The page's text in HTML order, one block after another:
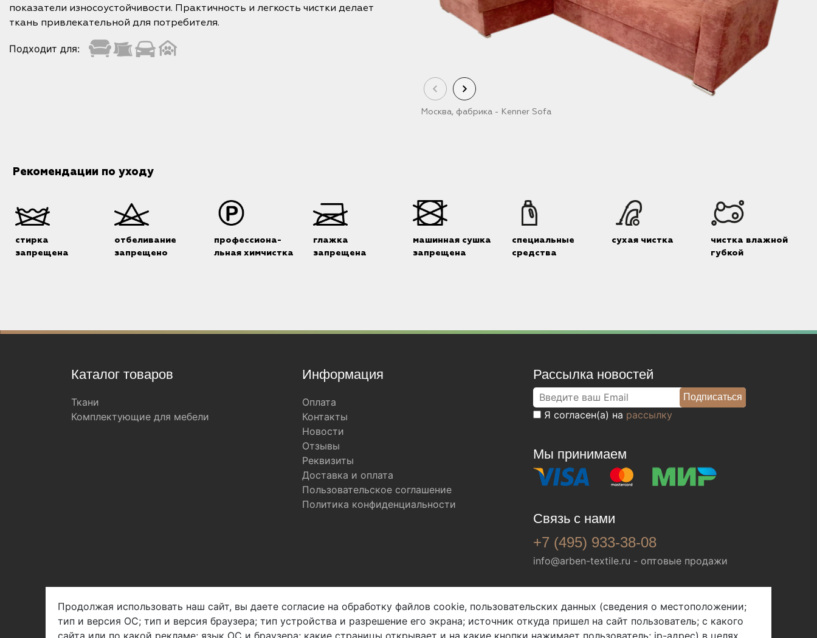
показатели износоустойчивости. Практичность и легкость чистки делает
ткань привлекательной для потребителя.
Подходит для:
Москва, фабрика - Kenner Sofa
Рекомендации по уходу
стирка
запрещена
отбеливание
запрещено
профессиона-
льная химчистка
глажка
запрещена
машинная сушка
запрещена
специальные
средства
сухая чистка
чистка влажной
губкой
Каталог товаров
Ткани
Комплектующие для мебели
Информация
Оплата
Контакты
Новости
Отзывы
Реквизиты
Доставка и оплата
Пользовательское соглашение
Политика конфиденциальности
Рассылка новостей
Я согласен(а) на рассылку
Мы принимаем
Связь с нами
+7 (495) 933-38-08
info@arben-textile.ru - оптовые продажи
Арбен текстиль г. Щелково, пер.
Мы в соц. сетях
Продолжая использовать наш сайт, вы даете согласие на обработку файлов cookie, пользовательских данных (сведения о местоположении;
тип и версия ОС; тип и версия браузера; тип устройства и разрешение его экрана; источник откуда пришел на сайт пользователь; с какого
сайта или по какой рекламе; язык ОС и браузера; какие страницы открывает и на какие кнопки нажимает пользователь; ip-адрес) в целях